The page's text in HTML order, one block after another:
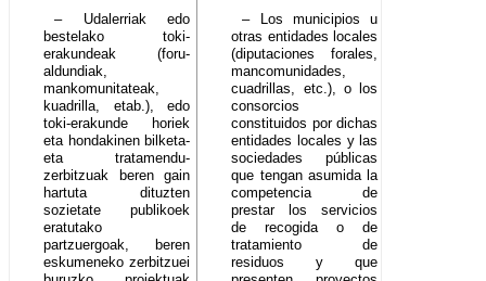
– Udalerriak edo
bestelako toki-
erakundeak (foru-
aldundiak,
mankomunitateak,
kuadrilla, etab.), edo
toki-erakunde horiek
eta hondakinen bilketa-
eta tratamendu-
zerbitzuak beren gain
hartuta dituzten
sozietate publikoek
eratutako
partzuergoak, beren
eskumeneko zerbitzuei
– Los municipios u
otras entidades locales
(diputaciones forales,
mancomunidades,
cuadrillas, etc.), o los
consorcios
constituidos por dichas
entidades locales y las
sociedades públicas
que tengan asumida la
competencia de
prestar los servicios
de recogida o de
tratamiento de
residuos y que